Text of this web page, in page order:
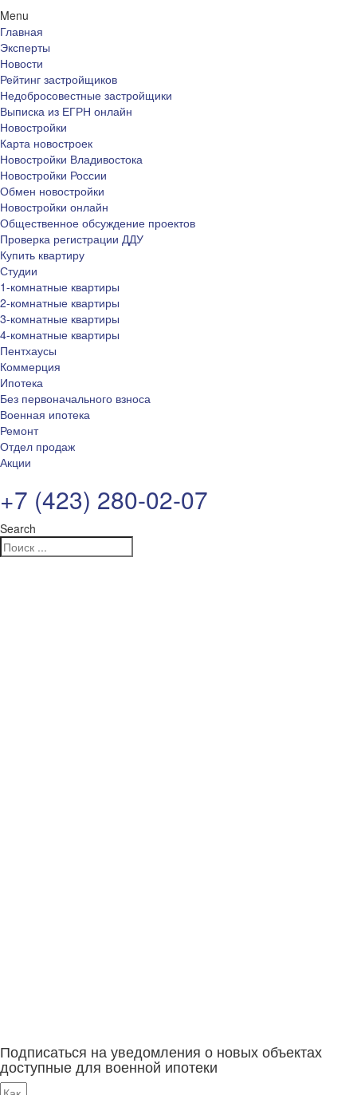
Menu
Главная
Эксперты
Новости
Рейтинг застройщиков
Недобросовестные застройщики
Выписка из ЕГРН онлайн
Новостройки
Карта новостроек
Новостройки Владивостока
Новостройки России
Обмен новостройки
Новостройки онлайн
Общественное обсуждение проектов
Проверка регистрации ДДУ
Купить квартиру
Студии
1-комнатные квартиры
2-комнатные квартиры
3-комнатные квартиры
4-комнатные квартиры
Пентхаусы
Коммерция
Ипотека
Без первоначального взноса
Военная ипотека
Ремонт
Отдел продаж
Акции
+7 (423) 280-02-07
Search
Подписаться на уведомления о новых объектах
доступные для военной ипотеки